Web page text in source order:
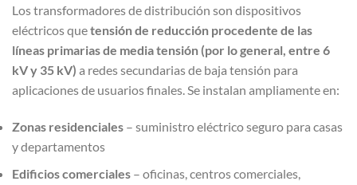
Los transformadores de distribución son dispositivos
eléctricos quetensión de reducción procedente de las
líneas primarias de media tensión (por lo general, entre 6
kV y 35 kV) a redes secundarias de baja tensión para
aplicaciones de usuarios finales. Se instalan ampliamente en:
Zonas residenciales – suministro eléctrico seguro para casas
y departamentos
Edificios comerciales – oficinas, centros comerciales,